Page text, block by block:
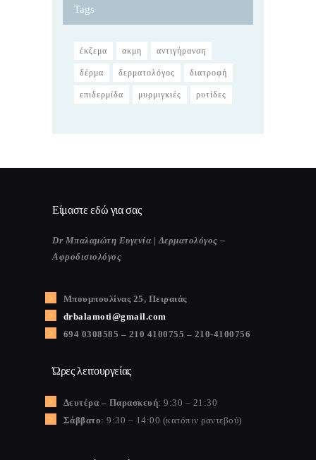
Tags
έκζεμα ακμη αντιγήρανση
δέρμα δερματολόγος διατροφή
επιδερμίδα μυρμιγκιές ρυτίδες
Είμαστε εδώ για σας
Dr Μπαλαμώτη Ευγενία | Δερματολόγος –
Αφροδισιολόγος
Μπουμπουλίνας 25, Πειραιάς
drbalamoti@gmail.com
694 0308585 – 210 4100755 – 210-4100756
Ώρες λειτουργείας
Δευτέρα – Παρασκευή: 9:30 – 21:30
Σάββατο: 9:30 – 14:00 (κατόπιν ραντεβού)